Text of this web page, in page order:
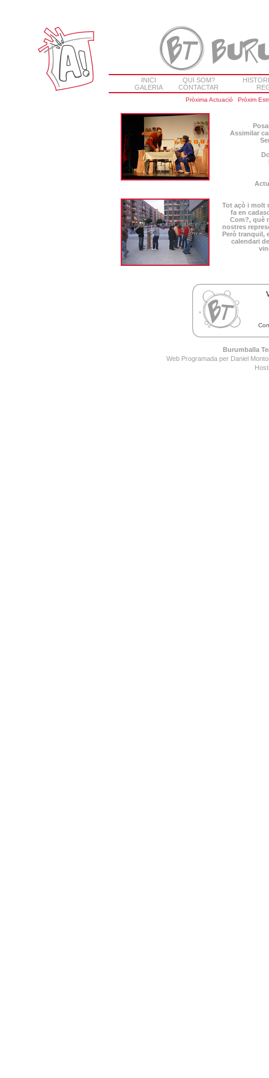
INICI QUI SOM?
GALERIA
CONTACTAR
Pròxima Actuació Pròxim
Assimilar
Tot açò i molt
fa en
Com?, què
nostres
Però tranquil,
calendari
Burumballa
Web Programada per Daniel